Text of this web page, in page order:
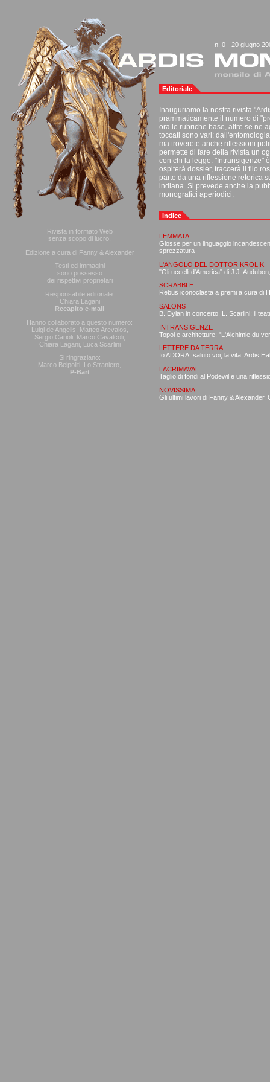
Rivista in formato Web
senza scopo di lucro.
Edizione a cura di Fanny & Alexander
Testi ed immagini
sono possesso
dei rispettivi proprietari
Responsabile editoriale:
Chiara Lagani
Recapito e-mail
Hanno collaborato a questo numero:
Luigi de Angelis, Matteo Arevalos,
Sergio Carioli, Marco Cavalcoli,
Chiara Lagani, Luca Scarlini
Si ringraziano:
Marco Belpoliti, Lo Straniero,
P-Bart
n. 0 - 20 giugno
Editoriale
Inauguriamo la nostra rivista
prammaticamente il numero di
ora le rubriche base, altre se ne
toccati sono vari:
ma troverete anche riflessioni
permette di fare della rivista un
con chi la legge. "Intransigenze"
ospiterà dossier, traccerà il filo
parte da una riflessione retorica
indiana. Si prevede anche la
monografici aperiodici.
Indice
LEMMATA
Glosse per un linguaggio
sprezzatura
L'ANGOLO DEL DOTTOR KROLIK
"Gli uccelli d'America" di J.J.
SCRABBLE
Rebus iconoclasta a premi a cura di
SALONS
B. Dylan in concerto, L. Scarlini: il
INTRANSIGENZE
Topoi e architetture: "L'Alchimie du
LETTERE DA TERRA
Io ADORA, saluto voi, la vita, Ardis
LACRIMAVAL
Taglio di fondi al Podewil e una
NOVISSIMA
Gli ultimi lavori di Fanny & Alexander.